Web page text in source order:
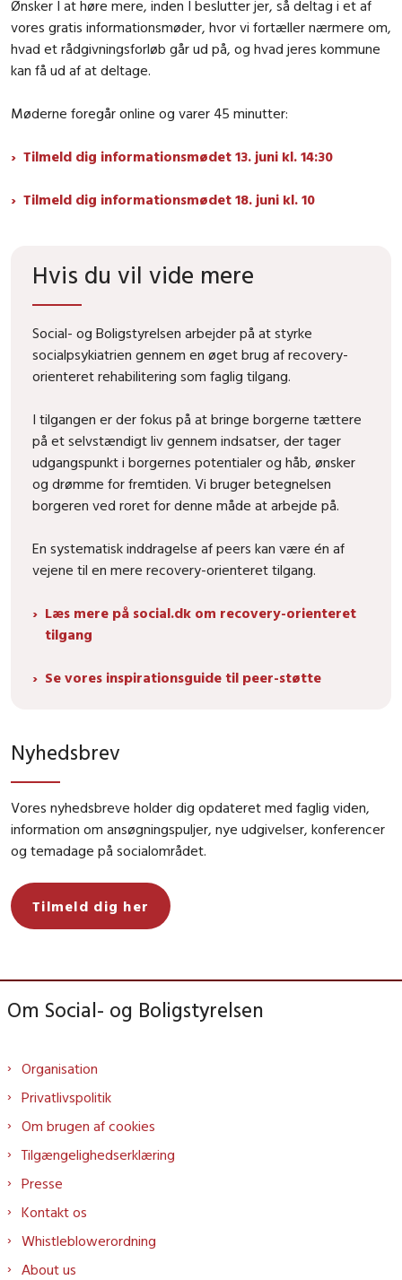
Ønsker I at høre mere, inden I beslutter jer, så deltag i et af
vores gratis informationsmøder, hvor vi fortæller nærmere om,
hvad et rådgivningsforløb går ud på, og hvad jeres kommune
kan få ud af at deltage.
Møderne foregår online og varer 45 minutter:
Tilmeld dig informationsmødet 13. juni kl. 14:30
Tilmeld dig informationsmødet 18. juni kl. 10
Hvis du vil vide mere
Social- og Boligstyrelsen arbejder på at styrke
socialpsykiatrien gennem en øget brug af recovery-
orienteret rehabilitering som faglig tilgang.
I tilgangen er der fokus på at bringe borgerne tættere
på et selvstændigt liv gennem indsatser, der tager
udgangspunkt i borgernes potentialer og håb, ønsker
og drømme for fremtiden. Vi bruger betegnelsen
borgeren ved roret for denne måde at arbejde på.
En systematisk inddragelse af peers kan være én af
vejene til en mere recovery-orienteret tilgang.
Læs mere på social.dk om recovery-orienteret
tilgang
Se vores inspirationsguide til peer-støtte
Nyhedsbrev
Vores nyhedsbreve holder dig opdateret med faglig viden,
information om ansøgningspuljer, nye udgivelser, konferencer
og temadage på socialområdet.
Tilmeld dig her
Om Social- og Boligstyrelsen
Organisation
Privatlivspolitik
Om brugen af cookies
Tilgængelighedserklæring
Presse
Kontakt os
Whistleblowerordning
About us